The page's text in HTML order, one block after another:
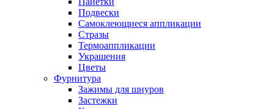
Подвески
Самоклеющиеся аппликации
Стразы
Термоаппликации
Украшения
Цветы
Фурнитура
Зажимы для шнуров
Застежки